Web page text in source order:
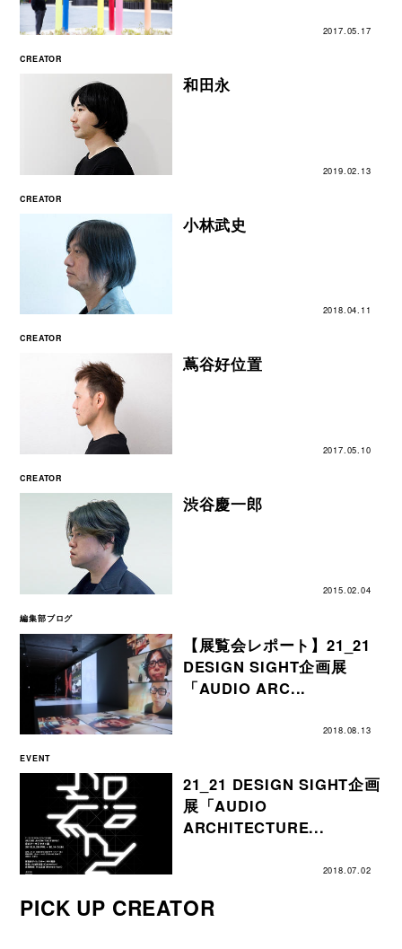
CREATOR
和田永
2019.02.13
編集部ブログ
【展覧会レポート】21_21
DESIGN SIGHT企画展
「AUDIO ARC...
2018.08.13
EVENT
21_21 DESIGN SIGHT企画
展「AUDIO
ARCHITECTURE...
2018.07.02
CREATOR
小林武史
2018.04.11
CREATOR
蔦谷好位置
2017.05.10
CREATOR
渋谷慶一郎
2015.02.04
2017.05.17
PICK UP CREATOR